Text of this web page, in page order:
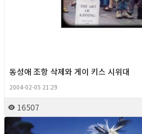
동성애 조항 삭제와 게이 키스 시위대
2004-02-05 21:29
16507